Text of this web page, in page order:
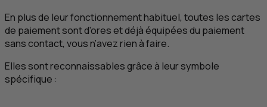
En plus de leur fonctionnement habituel, toutes les cartes
de paiement sont d’ores et déjà équipées du paiement
sans contact, vous n’avez rien à faire.
Elles sont reconnaissables grâce à leur symbole
spécifique :